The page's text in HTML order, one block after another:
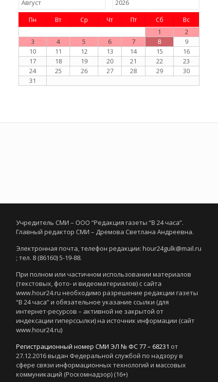
Пн Вт Ср Чт Пт Сб Вс
1
2
3
4 5 6 7 8
9
10
11 12 13 14 15
16
17
18 19 20 21 22
23
24
25 26 27 28 29
30
31
Учредитель СМИ – ООО “Редакция газеты “В 24 часа”.
Главный редактор СМИ – Дремова Светлана Андреевна.
Электронная почта, телефон редакции: hour24gulk@mail.ru
; тел. 8 (86160) 5-19-88.
При полном или частичном использовании материалов
(текстовых, фото- и видеоматериалов) с сайта
www.hour24.ru необходимо разрешение редакции газеты
“В 24 часа” и обязательное указание ссылки (для
интернет-ресурсов – активной не закрытой от
индексации гиперссылки) на источник информации (сайт
www.hour24.ru)
Регистрационный номер СМИ ЭЛ № ФС 77 – 68231 от
27.12.2016 выдан Федеральной службой по надзору в
сфере связи информационных технологий и массовых
коммуникаций (Роскомнадзор) (16+)